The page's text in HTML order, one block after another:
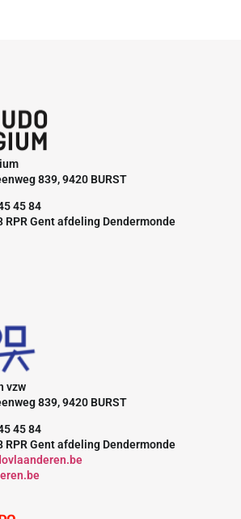
839, 9420 BURST
45 84
RPR Gent afdeling Dendermonde
vzw
839, 9420 BURST
45 84
RPR Gent afdeling Dendermonde